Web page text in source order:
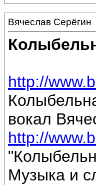
Вячеслав Серёгин
http://
вокал
http://
Музыка и